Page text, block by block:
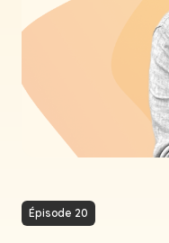
Épisode 20